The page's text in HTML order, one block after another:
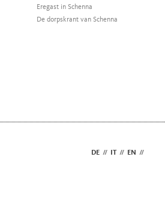
Eregast in Schenna
De dorpskrant van Schenna
DE // IT // EN //